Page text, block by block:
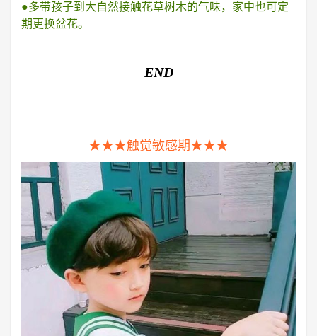
●多带孩子到大自然接触花草树木的气味，家中也可定
期更换盆花。
END
★★★触觉敏感期★★★